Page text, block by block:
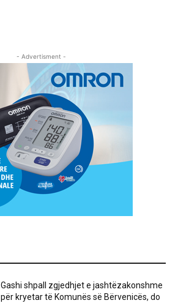
- Advertisment -
Gashi shpall zgjedhjet e jashtëzakonshme
për kryetar të Komunës së Bërvenicës, do